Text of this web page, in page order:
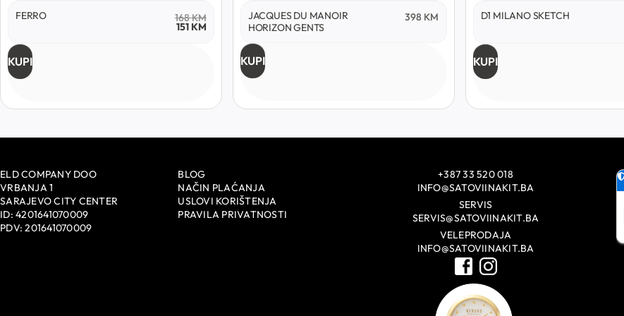
FERRO 168KM
151 KM
KUPI
JACQUES DU MANOIR
HORIZON GENTS
398 KM
KUPI
D1 MILANO SKETCH
KUPI
ELD COMPANY DOO
VRBANJA 1
SARAJEVO CITY CENTER
ID: 4201641070009
PDV: 201641070009
BLOG
NAČIN PLAĆANJA
USLOVI KORIŠTENJA
PRAVILA PRIVATNOSTI
+387 33 520 018
INFO@SATOVIINAKIT.BA
SERVIS
SERVIS@SATOVIINAKIT.BA
VELEPRODAJA
INFO@SATOVIINAKIT.BA